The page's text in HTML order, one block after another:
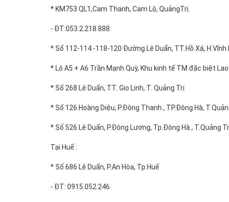
* KM753 QL1,Cam Thanh, Cam Lộ, QuảngTrị.
- ĐT:053.2.218.888
* Số 112-114 -118-120 Đường Lê Duẩn, TT.Hồ Xá, H.Vĩnh
* Lô A5 + A6 Trần Mạnh Quỳ, Khu kinh tế TM đặc biệt
* Số 268 Lê Duẩn, TT. Gio Linh, T. Quảng Trị
* Số 126 Hoàng Diệu, P.Đông Thanh , TP.Đông Hà,
* Số 526 Lê Duẩn, P.Đông Lương, Tp.Đông Hà , T.Quảng
Tại Huế :
* Số 686 Lê Duẩn, P.An Hòa, Tp.Huế
- ĐT: 0915.052.246